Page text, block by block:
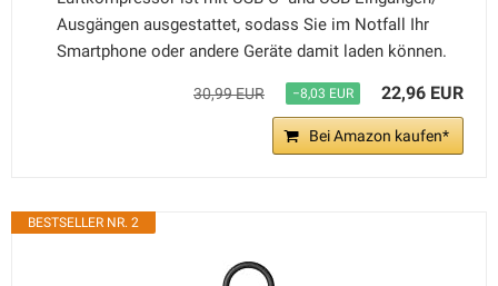
Ausgängen ausgestattet, sodass Sie im Notfall Ihr
Smartphone oder andere Geräte damit laden können.
30,99 EUR −8,03 EUR 22,96 EUR
Bei Amazon kaufen*
BESTSELLER NR. 2